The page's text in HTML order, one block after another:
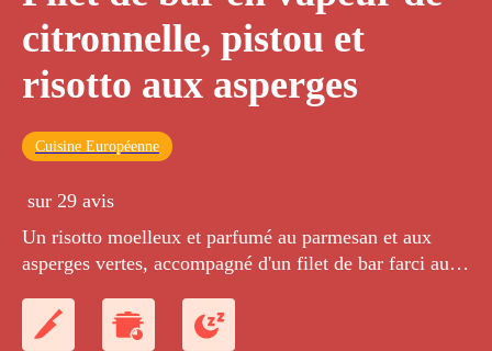
citronnelle, pistou et
risotto aux asperges
Cuisine Européenne
sur 29 avis
Un risotto moelleux et parfumé au parmesan et aux
asperges vertes, accompagné d'un filet de bar farci au